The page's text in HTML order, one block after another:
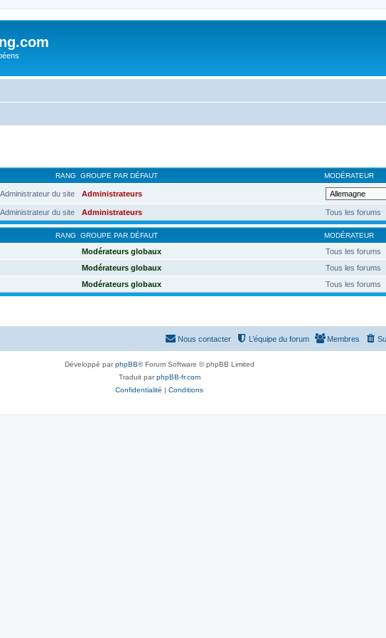
RANG GROUPE PAR DÉFAUT MODÉRATEUR
Administrateur du site Administrateurs
Administrateur du site Administrateurs Tous les forums
RANG GROUPE PAR DÉFAUT MODÉRATEUR
Modérateurs globaux
Tous les forums
Modérateurs globaux
Tous les forums
Modérateurs globaux Tous les forums
Membres
L’équipe du forum
Nous contacter
Développé parphpBB® Forum Software © phpBB Limited
Traduit parphpBB-fr.com
Confidentialité | Conditions